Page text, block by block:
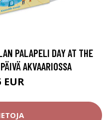
PALAPELI DAY AT THE
AKVAARIOSSA
EUR